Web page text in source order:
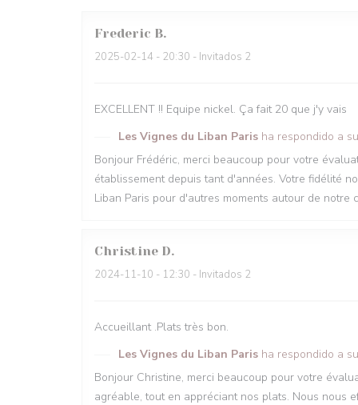
Frederic B
2025-02-14 - 20:30 - Invitados 2
EXCELLENT !! Equipe nickel. Ça fait 20 que j'y vais
Les Vignes du Liban Paris ha respondido a
Bonjour Frédéric, merci beaucoup pour votre
établissement depuis tant d'années. Votre fidélité
Liban Paris pour d'autres moments autour de notre
Christine D
2024-11-10 - 12:30 - Invitados 2
Accueillant .Plats très bon.
Les Vignes du Liban Paris ha respondido a
Bonjour Christine, merci beaucoup pour votre
agréable, tout en appréciant nos plats. Nous nous